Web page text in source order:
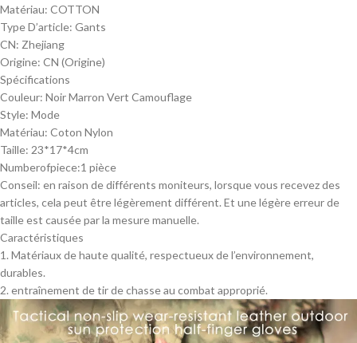
Matériau: COTTON
Type D’article: Gants
CN: Zhejiang
Origine: CN (Origine)
Spécifications
Couleur: Noir Marron Vert Camouflage
Style: Mode
Matériau: Coton Nylon
Taille: 23*17*4cm
Numberofpiece:1 pièce
Conseil: en raison de différents moniteurs, lorsque vous recevez des
articles, cela peut être légèrement différent. Et une légère erreur de
taille est causée par la mesure manuelle.
Caractéristiques
1. Matériaux de haute qualité, respectueux de l’environnement,
durables.
2. entraînement de tir de chasse au combat approprié.